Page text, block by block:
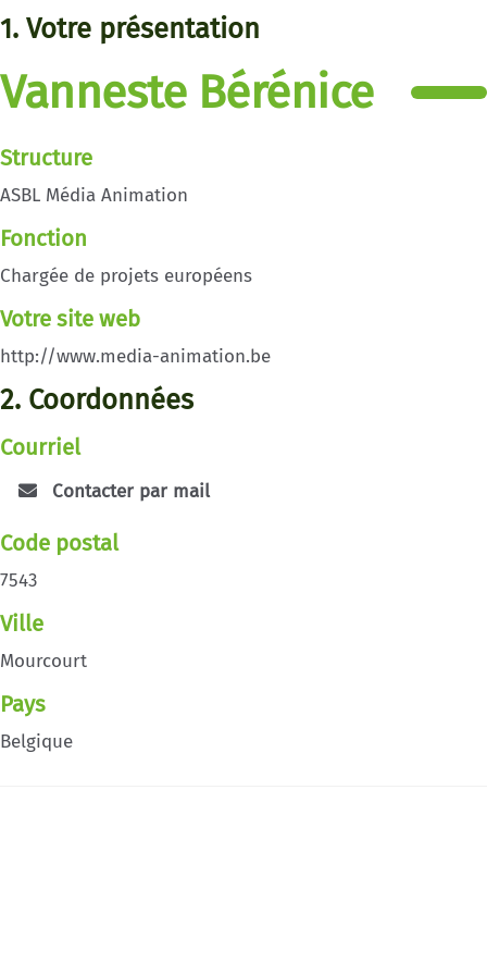
1. Votre présentation
Vanneste Bérénice
Structure
ASBL Média Animation
Fonction
Chargée de projets européens
Votre site web
http://www.media-animation.be
2. Coordonnées
Courriel
Contacter par mail
Code postal
7543
Ville
Mourcourt
Pays
Belgique